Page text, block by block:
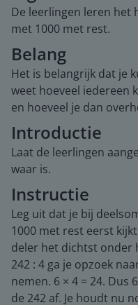
De leerlingen leren het
met 1000 met rest.
Belang
Het is belangrijk dat je
weet hoeveel iedereen
en hoeveel je dan
Introductie
Laat de leerlingen
waar is.
Instructie
Leg uit dat je bij
1000 met rest eerst
deler het dichtst onder
242 : 4 ga je opzoek
nemen. 6 × 4 = 24. Dus
de 242 af. Je houdt nu